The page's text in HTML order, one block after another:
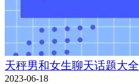
天秤男和女生聊天话题大全
2023-06-18